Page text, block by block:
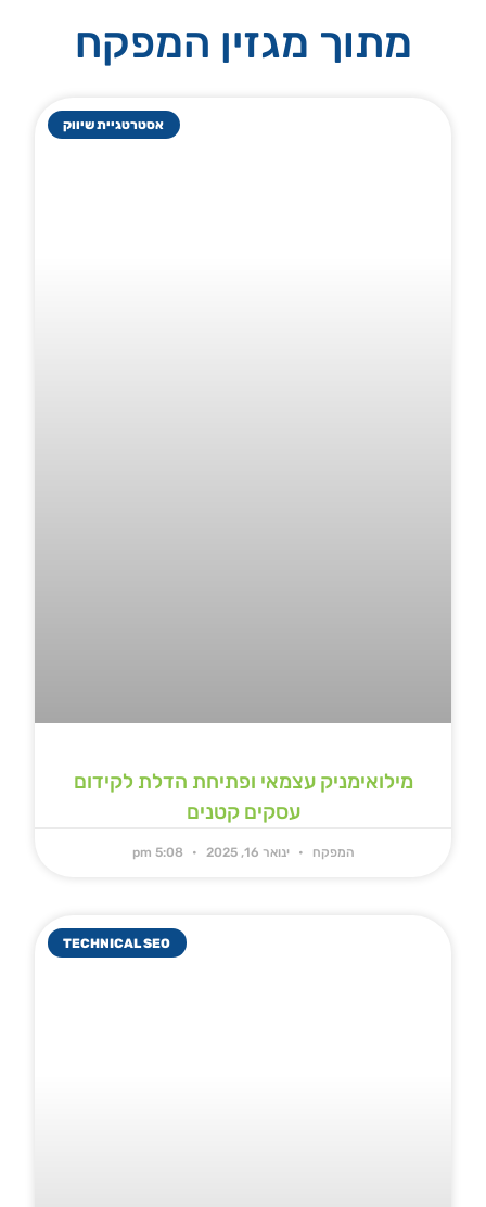
מתוך מגזין המפקח
אסטרטגיית שיווק
מילואימניק עצמאי ופתיחת הדלת לקידום
עסקים קטנים
המפקח ינואר 16, 2025
TECHNICAL SEO